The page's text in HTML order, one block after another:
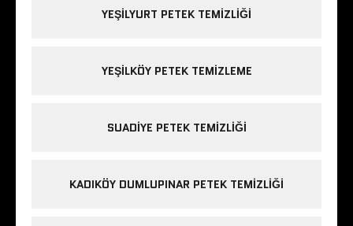
YEŞILYURT PETEK TEMIZLIĞI
YEŞILKÖY PETEK TEMIZLEME
SUADIYE PETEK TEMIZLIĞI
KADIKÖY DUMLUPINAR PETEK TEMIZLIĞI